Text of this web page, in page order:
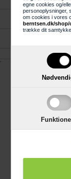
egne cookies og/
personoplysninger,
om cookies i vores
berntsen.dk/shop/
trække dit samtykke
.